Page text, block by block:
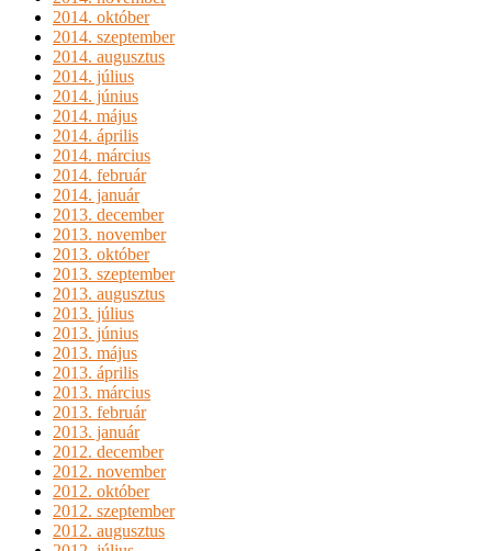
2014. október
2014. szeptember
2014. augusztus
2014. július
2014. június
2014. május
2014. április
2014. március
2014. február
2014. január
2013. december
2013. november
2013. október
2013. szeptember
2013. augusztus
2013. július
2013. június
2013. május
2013. április
2013. március
2013. február
2013. január
2012. december
2012. november
2012. október
2012. szeptember
2012. augusztus